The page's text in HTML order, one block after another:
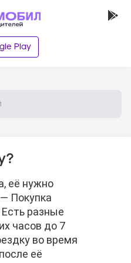
Play
её нужно
Покупка
разные
часов до 7
во время
её